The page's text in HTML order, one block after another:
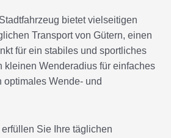
bietet vielseitigen
Transport von Gütern, einen
für ein stabiles und sportliches
kleinen Wenderadius für einfaches
optimales Wende- und
Sie Ihre täglichen